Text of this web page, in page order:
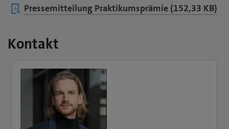
Pressemitteilung Praktikumsprämie (152,33 KB)
Kontakt